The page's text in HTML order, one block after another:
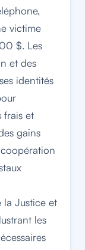
victime
$. Les
et des
identités
frais et
gains
la Justice et
les